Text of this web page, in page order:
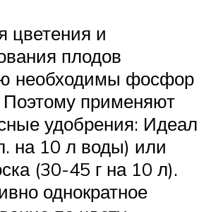
цветения и
плодов
необходимы фосфор
Поэтому применяют
удобрения: Идеал
на 10 л воды) или
(30-45 г на 10 л).
однократное